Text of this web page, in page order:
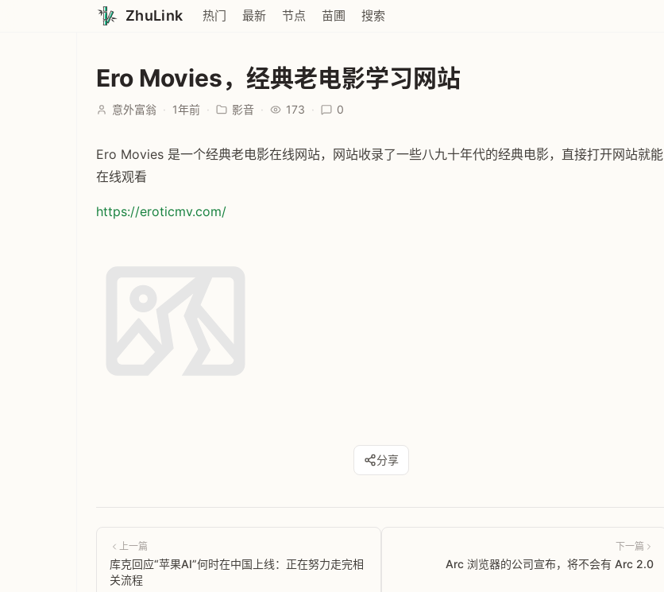
ZhuLink 热门 最新 节点 苗圃 搜索
Ero Movies，经典老电影学习网站
意外富翁 · 1年前 · 影音 · 173 · 0
Ero Movies 是一个经典老电影在线网站，网站收录了一些八九十年代的经典电影，直接打开网站就能
在线观看
https://eroticmv.com/
分享
上一篇
库克回应“苹果AI”何时在中国上线：正在努力走完相
关流程
下一篇
Arc 浏览器的公司宣布，将不会有 Arc 2.0